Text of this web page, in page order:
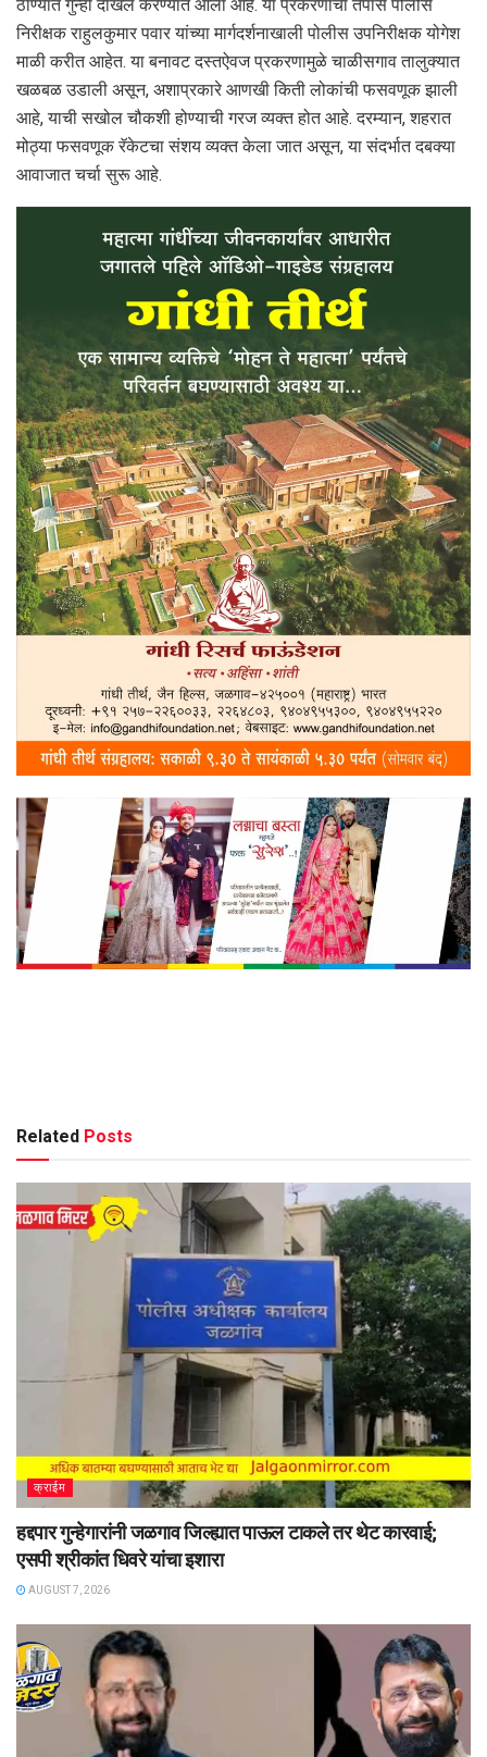
ठाण्यात गुन्हा दाखल करण्यात आला आहे. या प्रकरणाचा तपास पोलीस
निरीक्षक राहुलकुमार पवार यांच्या मार्गदर्शनाखाली पोलीस उपनिरीक्षक योगेश
माळी करीत आहेत. या बनावट दस्तऐवज प्रकरणामुळे चाळीसगाव तालुक्यात
खळबळ उडाली असून, अशाप्रकारे आणखी किती लोकांची फसवणूक झाली
आहे, याची सखोल चौकशी होण्याची गरज व्यक्त होत आहे. दरम्यान, शहरात
मोठ्या फसवणूक रॅकेटचा संशय व्यक्त केला जात असून, या संदर्भात दबक्या
आवाजात चर्चा सुरू आहे.
Related Posts
क्राईम
हद्दपार गुन्हेगारांनी जळगाव जिल्ह्यात पाऊल टाकले तर थेट कारवाई;
एसपी श्रीकांत धिवरे यांचा इशारा
AUGUST 7, 2026